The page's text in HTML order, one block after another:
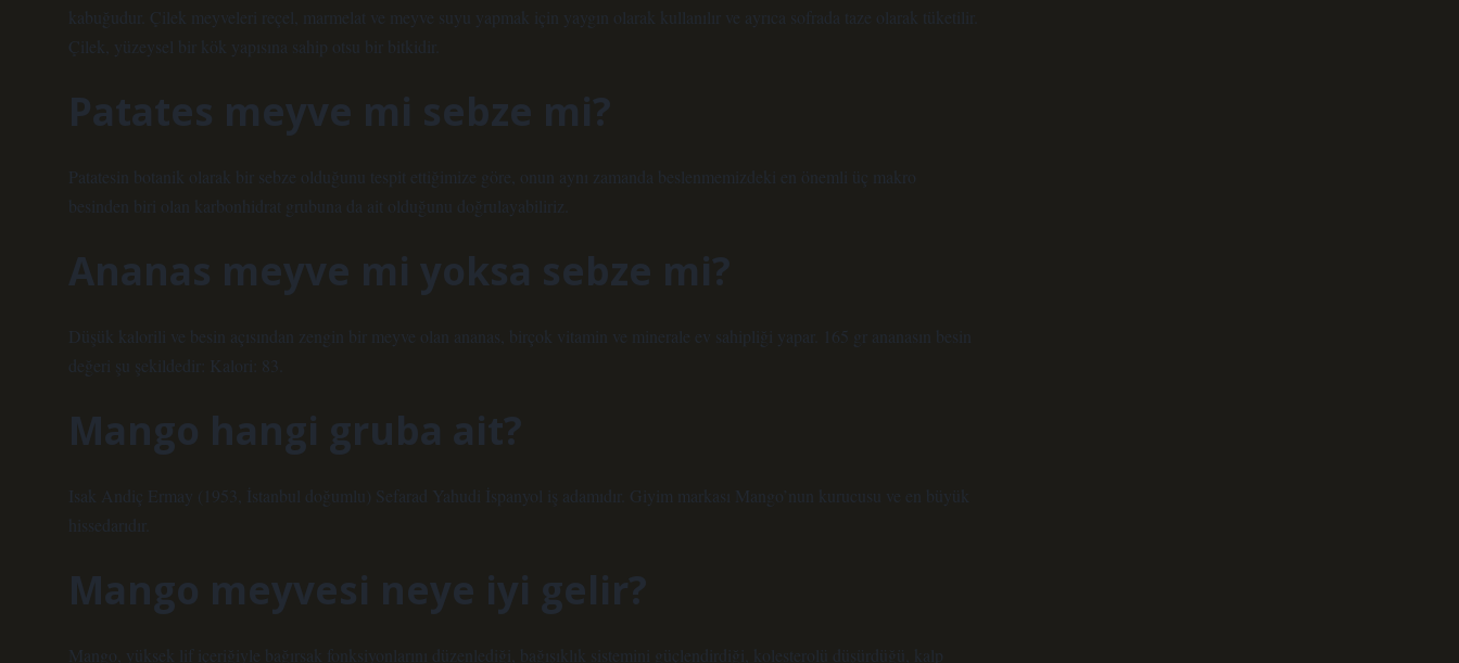
kabuğudur. Çilek meyveleri reçel, marmelat ve meyve suyu yapmak için yaygın olarak kullanılır ve ayrıca sofrada taze olarak tüketilir.
Çilek, yüzeysel bir kök yapısına sahip otsu bir bitkidir.
Patates meyve mi sebze mi?
Patatesin botanik olarak bir sebze olduğunu tespit ettiğimize göre, onun aynı zamanda beslenmemizdeki en önemli üç makro
besinden biri olan karbonhidrat grubuna da ait olduğunu doğrulayabiliriz.
Ananas meyve mi yoksa sebze mi?
Düşük kalorili ve besin açısından zengin bir meyve olan ananas, birçok vitamin ve minerale ev sahipliği yapar. 165 gr ananasın besin
değeri şu şekildedir: Kalori: 83.
Mango hangi gruba ait?
Isak Andiç Ermay (1953, İstanbul doğumlu) Sefarad Yahudi İspanyol iş adamıdır. Giyim markası Mango’nun kurucusu ve en büyük
hissedarıdır.
Mango meyvesi neye iyi gelir?
Mango, yüksek lif içeriğiyle bağırsak fonksiyonlarını düzenlediği, bağışıklık sistemini güçlendirdiği, kolesterolü düşürdüğü, kalp